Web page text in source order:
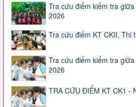
Tra cứu điểm kiểm tra
2026
Tra cứu điểm KT CKII, Thi
Tra cứu điểm kiểm tra
2026
TRA CỨU ĐIỂM KT CK1 -